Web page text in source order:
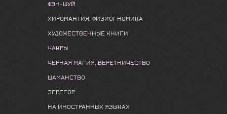
ФЭН-ШУЙ
ХИРОМАНТИЯ, ФИЗИОГНОМИКА
ХУДОЖЕСТВЕННЫЕ КНИГИ
ЧАКРЫ
ЧЕРНАЯ МАГИЯ, ВЕРЕТНИЧЕСТВО
ШАМАНСТВО
ЭГРЕГОР
НА ИНОСТРАННЫХ ЯЗЫКАХ